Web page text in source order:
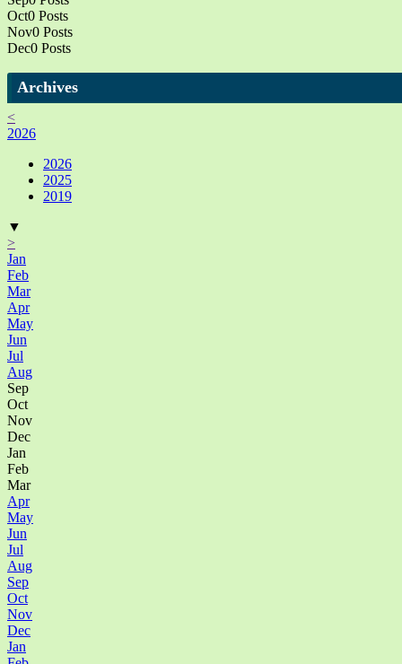
Oct0 Posts
Nov0 Posts
Dec0 Posts
Archives
<
2026
2026
2025
2019
▼
>
Jan
Feb
Mar
Apr
May
Jun
Jul
Aug
Sep
Oct
Nov
Dec
Jan
Feb
Mar
Apr
May
Jun
Jul
Aug
Sep
Oct
Nov
Dec
Jan